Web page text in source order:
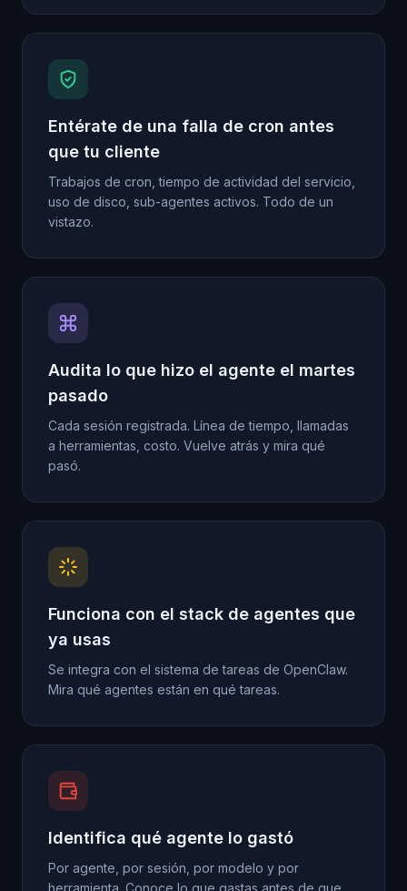
Entérate de una falla de cron antes
que tu cliente
Trabajos de cron, tiempo de actividad del servicio,
uso de disco, sub-agentes activos. Todo de un
vistazo.
Audita lo que hizo el agente el martes
pasado
Cada sesión registrada. Línea de tiempo, llamadas
a herramientas, costo. Vuelve atrás y mira qué
pasó.
Funciona con el stack de agentes que
ya usas
Se integra con el sistema de tareas de OpenClaw.
Mira qué agentes están en qué tareas.
Identifica qué agente lo gastó
Por agente, por sesión, por modelo y por